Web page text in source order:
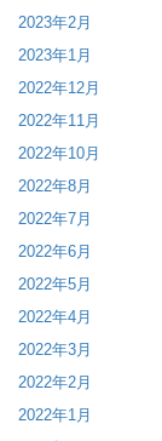
2023年2月
2023年1月
2022年12月
2022年11月
2022年10月
2022年8月
2022年7月
2022年6月
2022年5月
2022年4月
2022年3月
2022年2月
2022年1月